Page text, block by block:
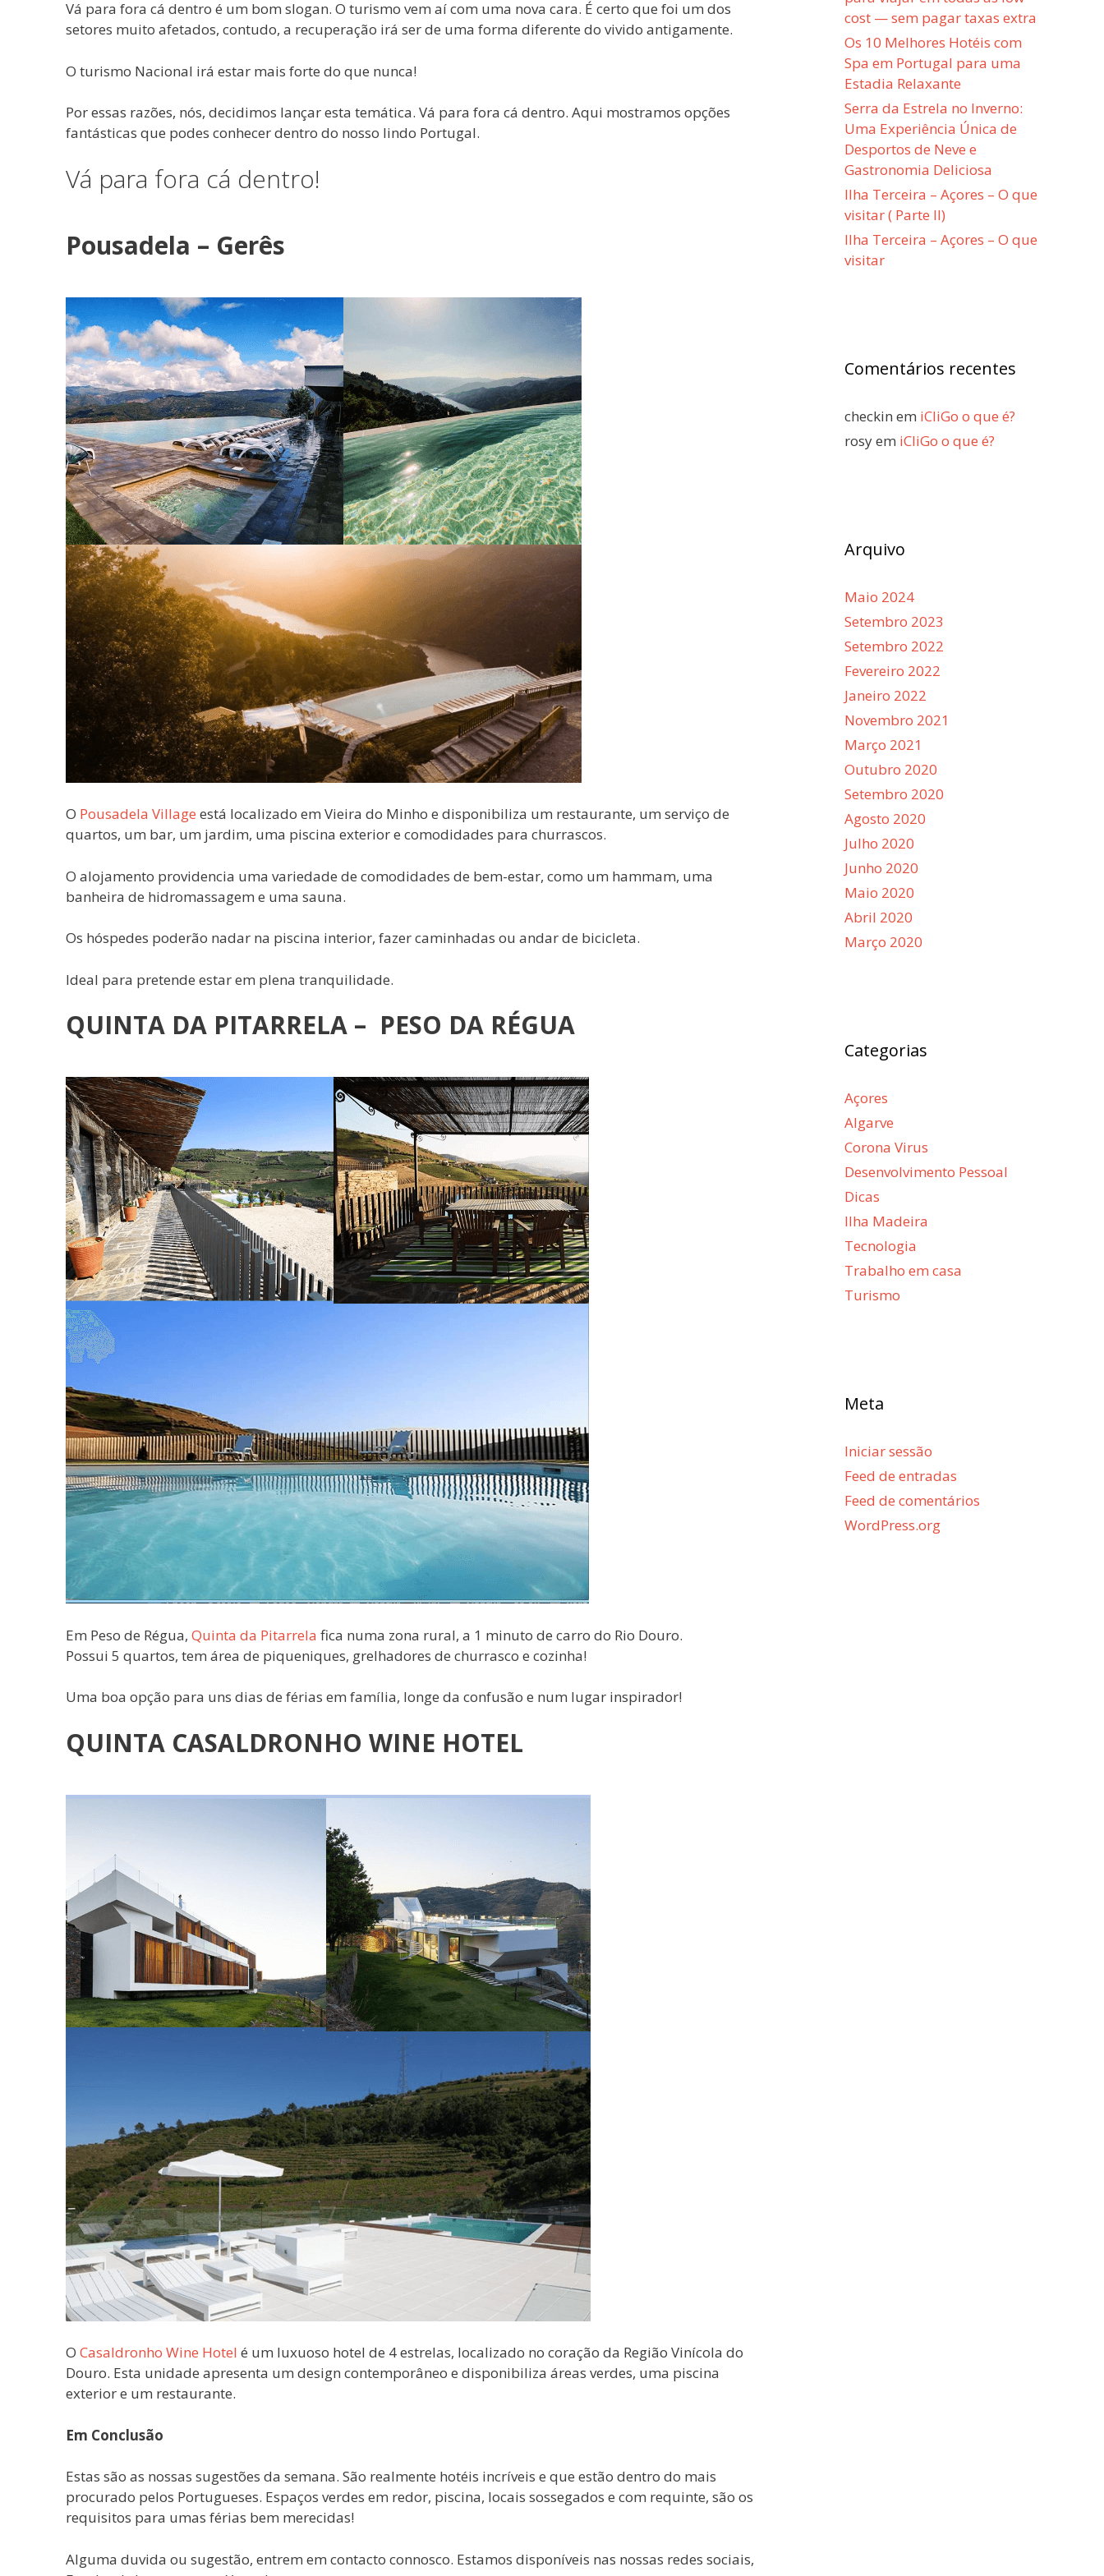
Vá para fora cá dentro é um bom slogan. O turismo vem aí com uma nova cara. É certo que foi um dos
setores muito afetados, contudo, a recuperação irá ser de uma forma diferente do vivido antigamente.
O turismo Nacional irá estar mais forte do que nunca!
Por essas razões, nós, decidimos lançar esta temática. Vá para fora cá dentro. Aqui mostramos opções
fantásticas que podes conhecer dentro do nosso lindo Portugal.
Vá para fora cá dentro!
Pousadela – Gerês
O Pousadela Village está localizado em Vieira do Minho e disponibiliza um restaurante, um serviço de
quartos, um bar, um jardim, uma piscina exterior e comodidades para churrascos.
O alojamento providencia uma variedade de comodidades de bem-estar, como um hammam, uma
banheira de hidromassagem e uma sauna.
Os hóspedes poderão nadar na piscina interior, fazer caminhadas ou andar de bicicleta.
Ideal para pretende estar em plena tranquilidade.
QUINTA DA PITARRELA – PESO DA RÉGUA
Em Peso de Régua, Quinta da Pitarrela fica numa zona rural, a 1 minuto de carro do Rio Douro.
Possui 5 quartos, tem área de piqueniques, grelhadores de churrasco e cozinha!
Uma boa opção para uns dias de férias em família, longe da confusão e num lugar inspirador!
QUINTA CASALDRONHO WINE HOTEL
O Casaldronho Wine Hotel é um luxuoso hotel de 4 estrelas, localizado no coração da Região Vinícola do
Douro. Esta unidade apresenta um design contemporâneo e disponibiliza áreas verdes, uma piscina
exterior e um restaurante.
Em Conclusão
Estas são as nossas sugestões da semana. São realmente hotéis incríveis e que estão dentro do mais
procurado pelos Portugueses. Espaços verdes em redor, piscina, locais sossegados e com requinte, são os
requisitos para umas férias bem merecidas!
Alguma duvida ou sugestão, entrem em contacto connosco. Estamos disponíveis nas nossas redes sociais,
cost — sem pagar taxas extra
Os 10 Melhores Hotéis com
Spa em Portugal para uma
Estadia Relaxante
Serra da Estrela no Inverno:
Uma Experiência Única de
Desportos de Neve e
Gastronomia Deliciosa
Ilha Terceira – Açores – O que
visitar ( Parte II)
Ilha Terceira – Açores – O que
visitar
Comentários recentes
checkin em iCliGo o que é?
rosyem iCliGo o que é?
Arquivo
Maio 2024
Setembro 2023
Setembro 2022
Fevereiro 2022
Janeiro 2022
Novembro 2021
Março 2021
Outubro 2020
Setembro 2020
Agosto 2020
Julho 2020
Junho 2020
Maio 2020
Abril 2020
Março 2020
Categorias
Açores
Algarve
Corona Virus
Desenvolvimento Pessoal
Dicas
Ilha Madeira
Tecnologia
Trabalho em casa
Turismo
Meta
Iniciar sessão
Feed de entradas
Feed de comentários
WordPress.org